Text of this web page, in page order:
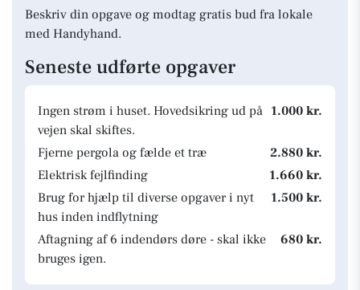
Beskriv din opgave og modtag gratis bud fra lokale
med Handyhand.
Seneste udførte opgaver
Ingen strøm i huset. Hovedsikring ud på
vejen skal skiftes.
1.000 kr.
Fjerne pergola og fælde et træ
2.880 kr.
Elektrisk fejlfinding
1.660 kr.
Brug for hjælp til diverse opgaver i nyt
hus inden indflytning
1.500 kr.
Aftagning af 6 indendørs døre - skal ikke
bruges igen.
680 kr.